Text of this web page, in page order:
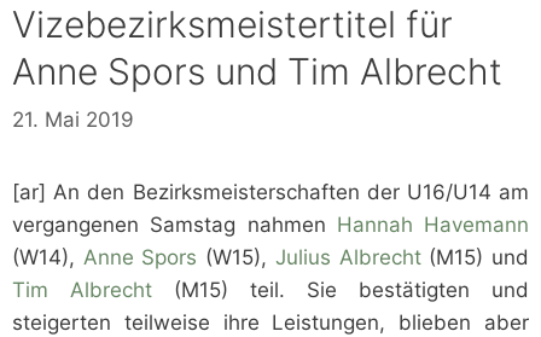
Vizebezirksmeistertitel für
Anne Spors und Tim Albrecht
21. Mai 2019
[ar] An den Bezirksmeisterschaften der U16/U14 am
vergangenen Samstag nahmen Hannah Havemann
(W14), Anne Spors (W15), Julius Albrecht(M15) und
Tim Albrecht (M15) teil. Sie bestätigten und
steigerten teilweise ihre Leistungen, blieben aber